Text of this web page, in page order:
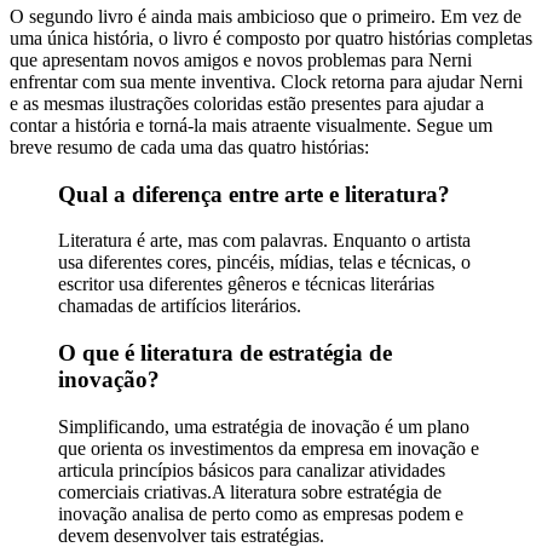
O segundo livro é ainda mais ambicioso que o primeiro. Em vez de
uma única história, o livro é composto por quatro histórias completas
que apresentam novos amigos e novos problemas para Nerni
enfrentar com sua mente inventiva. Clock retorna para ajudar Nerni
e as mesmas ilustrações coloridas estão presentes para ajudar a
contar a história e torná-la mais atraente visualmente. Segue um
breve resumo de cada uma das quatro histórias:
Qual a diferença entre arte e literatura?
Literatura é arte, mas com palavras. Enquanto o artista
usa diferentes cores, pincéis, mídias, telas e técnicas, o
escritor usa diferentes gêneros e técnicas literárias
chamadas de artifícios literários.
O que é literatura de estratégia de
inovação?
Simplificando, uma estratégia de inovação é um plano
que orienta os investimentos da empresa em inovação e
articula princípios básicos para canalizar atividades
comerciais criativas.A literatura sobre estratégia de
inovação analisa de perto como as empresas podem e
devem desenvolver tais estratégias.